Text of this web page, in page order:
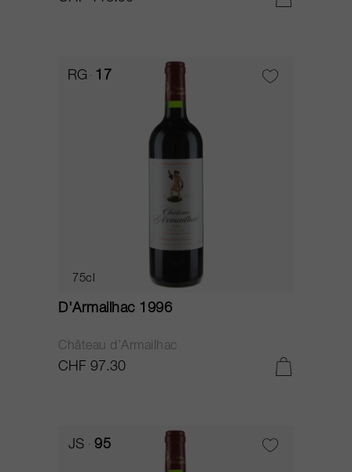
RG 17
75cl
D'Armailhac 1996
Château d’Armailhac
CHF 97.30
JS 95